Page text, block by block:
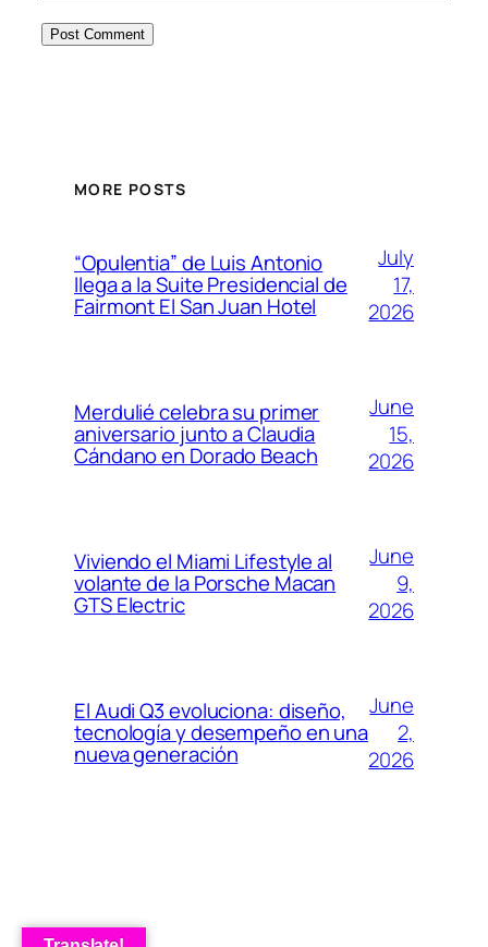
MORE POSTS
“Opulentia” de Luis Antonio
llega a la Suite Presidencial de
Fairmont El San Juan Hotel
July
17,
2026
Merdulié celebra su primer
aniversario junto a Claudia
Cándano en Dorado Beach
June
15,
2026
Viviendo el Miami Lifestyle al
volante de la Porsche Macan
GTS Electric
June
9,
2026
El Audi Q3 evoluciona: diseño,
tecnología y desempeño en una
nueva generación
June
2,
2026